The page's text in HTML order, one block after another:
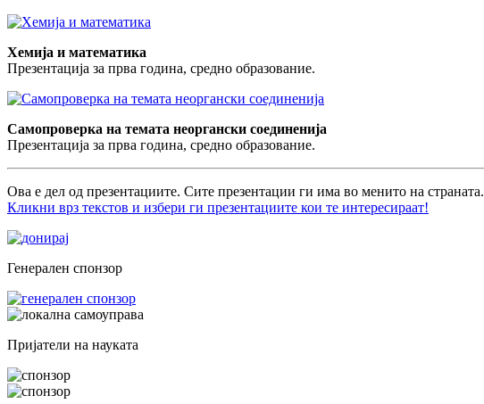
Хемија и математика
Презентација за прва година, средно образование.
Самопроверка на темата неоргански соединенија
Презентација за прва година, средно образование.
Ова е дел од презентациите. Сите презентации ги има во менито на страната.
Кликни врз текстов и избери ги презентациите кои те интересираат!
Генерален спонзор
Пријатели на науката